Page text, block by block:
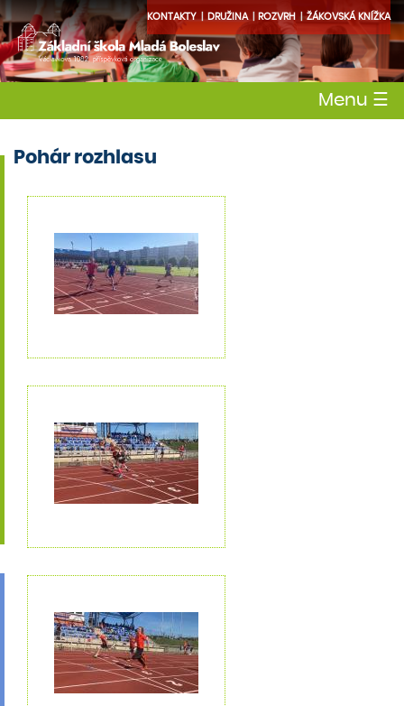
ŽÁKOVSKÁ KNÍŽKA
ROZVRH
DRUŽINA
KONTAKTY
Menu ☰
Pohár rozhlasu